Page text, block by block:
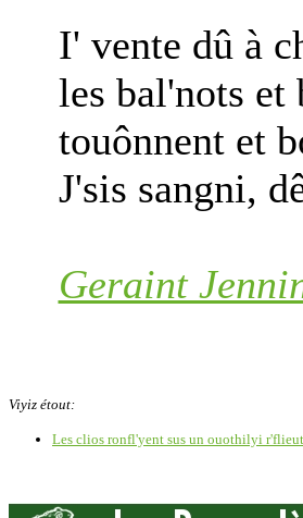
I' vente dû à
les bal'nots et
touônnent et
J'sis sangni,
Geraint
Viyiz étout:
Les clios ronfl'yent sus un ouothilyi